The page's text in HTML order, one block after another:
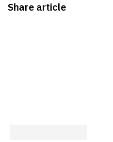
Share article